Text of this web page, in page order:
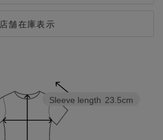
店舗在庫表示
Sleeve length 23.5cm